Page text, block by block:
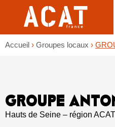
Accueil › Groupes locaux ›
GROUPE
Hauts de Seine – région